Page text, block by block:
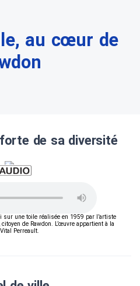
au cœur de
de sa diversité
sur une toile réalisée en 1959 par l’artiste
de Rawdon. L’œuvre appartient à la
Perreault.